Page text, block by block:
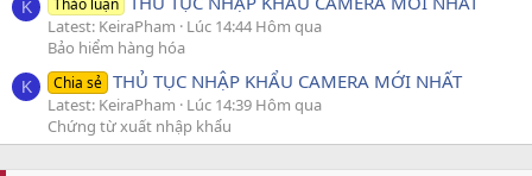
K
Latest: KeiraPham
Lúc 14:44 Hôm qua
Bảo hiểm hàng hóa
K Chia sẻ THỦ TỤC NHẬP KHẨU CAMERA MỚI NHẤT
Latest: KeiraPham
Lúc 14:39 Hôm qua
Chứng từ xuất nhập khẩu